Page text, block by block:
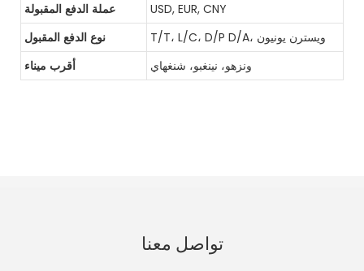
عملة الدفع المقبولة
USD, EUR, CNY
نوع الدفع المقبول
T/T، L/C، D/P D/A، ويسترن يونيون
أقرب ميناء
ونزهو، نينغبو، شنغهاي
تواصل معنا